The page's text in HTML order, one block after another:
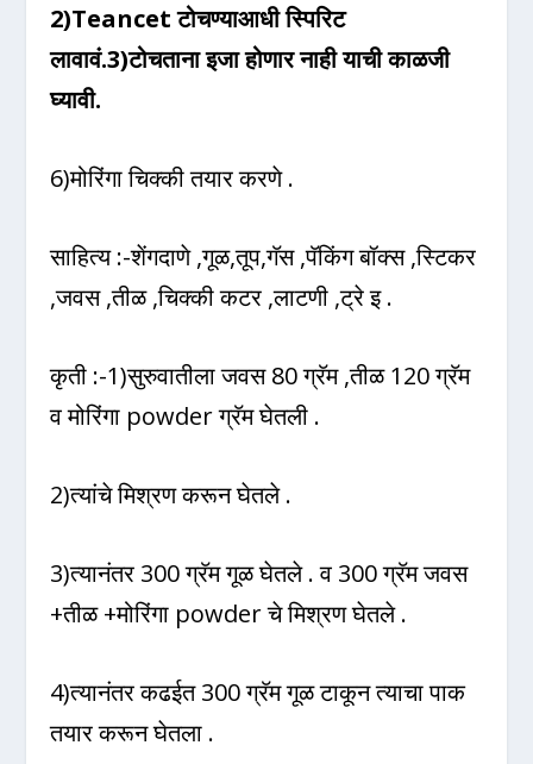
2)Teancet टोचण्याआधी स्पिरिट
लावावं.3)टोचताना इजा होणार नाही याची काळजी
घ्यावी.
6)मोरिंगा चिक्की तयार करणे .
साहित्य :-शेंगदाणे ,गूळ,तूप,गॅस ,पॅकिंग बॉक्स ,स्टिकर
,जवस ,तीळ ,चिक्की कटर ,लाटणी ,ट्रे इ .
कृती :-1)सुरुवातीला जवस 80 ग्रॅम ,तीळ 120 ग्रॅम
व मोरिंगा powder ग्रॅम घेतली .
2)त्यांचे मिश्रण करून घेतले .
3)त्यानंतर 300 ग्रॅम गूळ घेतले . व 300 ग्रॅम जवस
+तीळ +मोरिंगा powder चे मिश्रण घेतले .
4)त्यानंतर कढईत 300 ग्रॅम गूळ टाकून त्याचा पाक
तयार करून घेतला .